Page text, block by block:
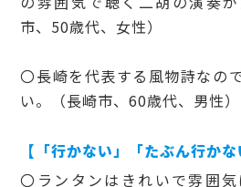
市、50歳代、女性）
〇長崎を代表する風物詩なの
い。（長崎市、60歳代、男性）
【「行かない」「たぶん行かな
〇ランタンはきれいで雰囲